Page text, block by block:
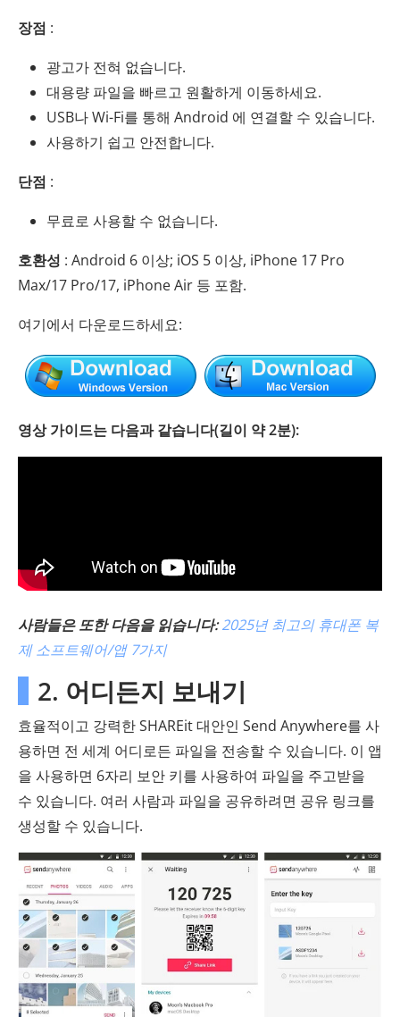
장점 :
광고가 전혀 없습니다.
대용량 파일을 빠르고 원활하게 이동하세요.
USB나 Wi-Fi를 통해 Android 에 연결할 수 있습니다.
사용하기 쉽고 안전합니다.
단점 :
무료로 사용할 수 없습니다.
호환성 : Android 6 이상; iOS 5 이상, iPhone 17 Pro
Max/17 Pro/17, iPhone Air 등 포함.
여기에서 다운로드하세요:
영상 가이드는 다음과 같습니다(길이 약 2분):
사람들은 또한 다음을 읽습니다: 2025년 최고의 휴대폰 복
제 소프트웨어/앱 7가지
2. 어디든지 보내기
효율적이고 강력한 SHAREit 대안인 Send Anywhere를 사
용하면 전 세계 어디로든 파일을 전송할 수 있습니다. 이 앱
을 사용하면 6자리 보안 키를 사용하여 파일을 주고받을
수 있습니다. 여러 사람과 파일을 공유하려면 공유 링크를
생성할 수 있습니다.